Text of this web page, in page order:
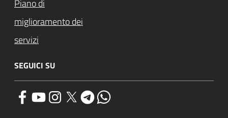
Piano di
miglioramento dei
servizi
SEGUICI SU